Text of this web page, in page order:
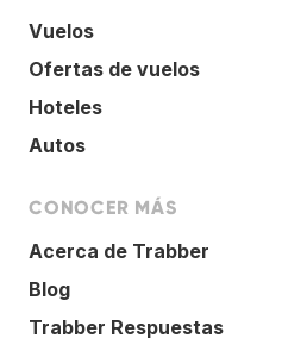
Vuelos
Ofertas de vuelos
Hoteles
Autos
CONOCER MÁS
Acerca de Trabber
Blog
Trabber Respuestas